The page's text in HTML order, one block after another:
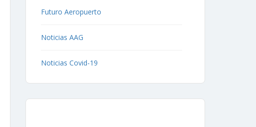
Futuro Aeropuerto
Noticias AAG
Noticias Covid-19